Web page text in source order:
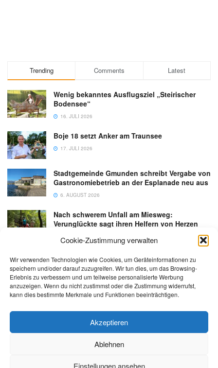
Cookie-Zustimmung verwalten
Wir verwenden Technologien wie Cookies, um Geräteinformationen zu
speichern und/oder darauf zuzugreifen. Wir tun dies, um das Browsing-
Erlebnis zu verbessern und um teilweise personalisierte Werbung
anzuzeigen. Wenn du nicht zustimmst oder die Zustimmung widerrufst,
kann dies bestimmte Merkmale und Funktionen beeinträchtigen.
Akzeptieren
Ablehnen
Einstellungen ansehen
Trending Comments Latest
Wenig bekanntes Ausflugsziel „Steirischer
Bodensee“
16. JULI 2026
Boje 18 setzt Anker am Traunsee
17. JULI 2026
Stadtgemeinde Gmunden schreibt Vergabe von
Gastronomiebetrieb an der Esplanade neu aus
6. AUGUST 2026
Nach schwerem Unfall am Miesweg:
Verunglückte sagt ihren Helfern von Herzen